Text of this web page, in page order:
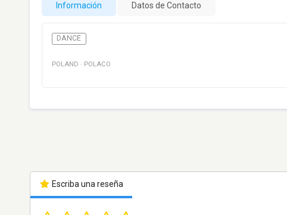
Información Datos de Contacto
DANCE
POLAND · POLACO
Escriba una reseña